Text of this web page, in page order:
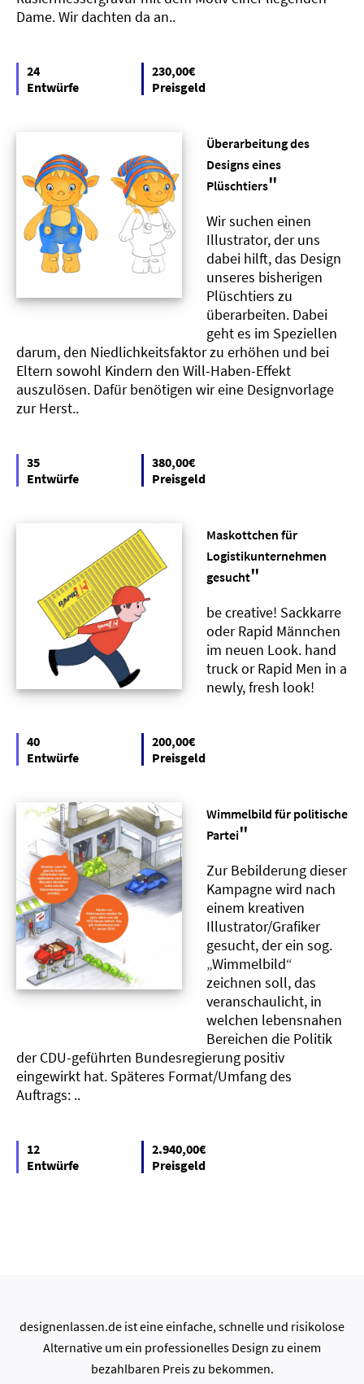
Dame. Wir dachten da an..
24
Entwürfe
230,00€
Preisgeld
Überarbeitung des
Designs eines
Plüschtiers"
Wir suchen einen
Illustrator, der uns
dabei hilft, das Design
unseres bisherigen
Plüschtiers zu
überarbeiten. Dabei
geht es im Speziellen
darum, den Niedlichkeitsfaktor zu erhöhen und bei
Eltern sowohl Kindern den Will-Haben-Effekt
auszulösen. Dafür benötigen wir eine Designvorlage
zur Herst..
35
Entwürfe
380,00€
Preisgeld
Maskottchen für
Logistikunternehmen
gesucht"
be creative! Sackkarre
oder Rapid Männchen
im neuen Look. hand
truck or Rapid Men in a
newly, fresh look!
40
Entwürfe
200,00€
Preisgeld
Wimmelbild für politische
Partei"
Zur Bebilderung dieser
Kampagne wird nach
einem kreativen
Illustrator/Grafiker
gesucht, der ein sog.
„Wimmelbild“
zeichnen soll, das
veranschaulicht, in
welchen lebensnahen
Bereichen die Politik
der CDU-geführten Bundesregierung positiv
eingewirkt hat. Späteres Format/Umfang des
Auftrags: ..
12
Entwürfe
2.940,00€
Preisgeld
designenlassen.de ist eine einfache, schnelle und risikolose
Alternative um ein professionelles Design zu einem
bezahlbaren Preis zu bekommen.